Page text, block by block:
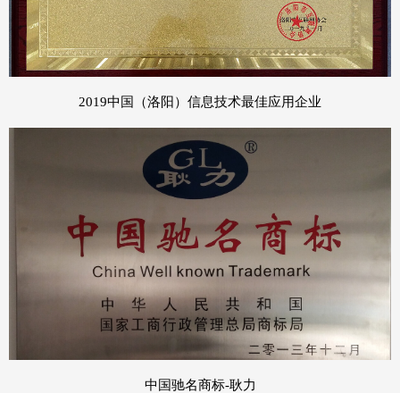
2019中国（洛阳）信息技术最佳应用企业
中国驰名商标-耿力